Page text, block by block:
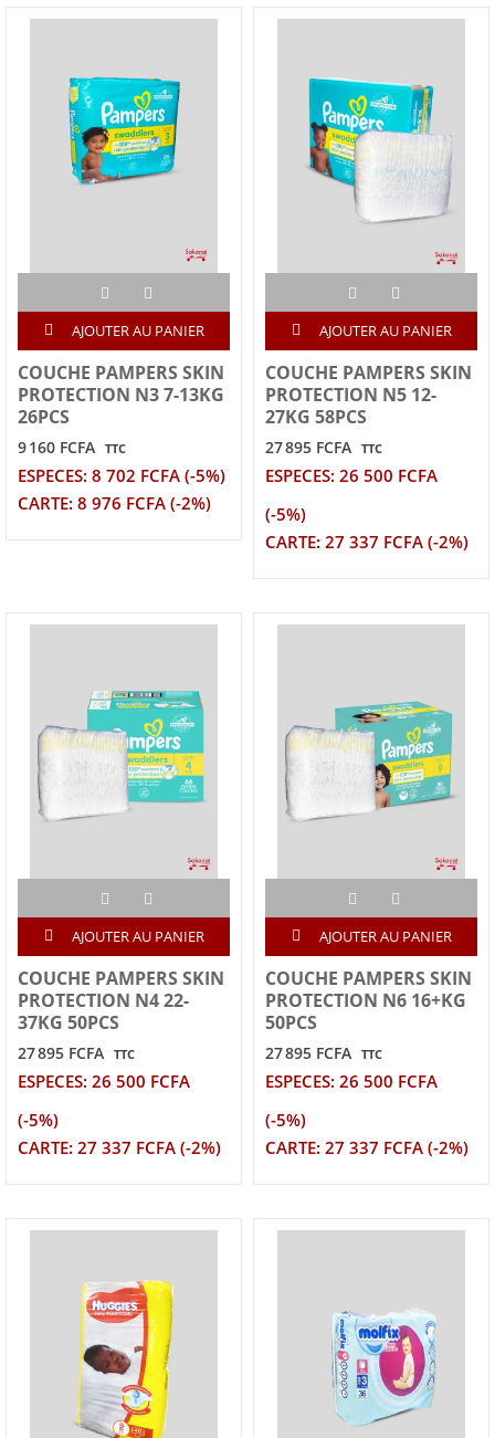
AJOUTER AU PANIER
COUCHE PAMPERS SKIN
PROTECTION N3 7-13KG
26PCS
9 160 FCFA TTC
ESPECES: 8 702 FCFA (-5%)
CARTE: 8 976 FCFA (-2%)
AJOUTER AU PANIER
COUCHE PAMPERS SKIN
PROTECTION N5 12-
27KG 58PCS
27 895 FCFA TTC
ESPECES: 26 500 FCFA
(-5%)
CARTE: 27 337 FCFA (-2%)
AJOUTER AU PANIER
COUCHE PAMPERS SKIN
PROTECTION N4 22-
37KG 50PCS
27 895 FCFA TTC
ESPECES: 26 500 FCFA
(-5%)
CARTE: 27 337 FCFA (-2%)
AJOUTER AU PANIER
COUCHE PAMPERS SKIN
PROTECTION N6 16+KG
50PCS
27 895 FCFA TTC
ESPECES: 26 500 FCFA
(-5%)
CARTE: 27 337 FCFA (-2%)